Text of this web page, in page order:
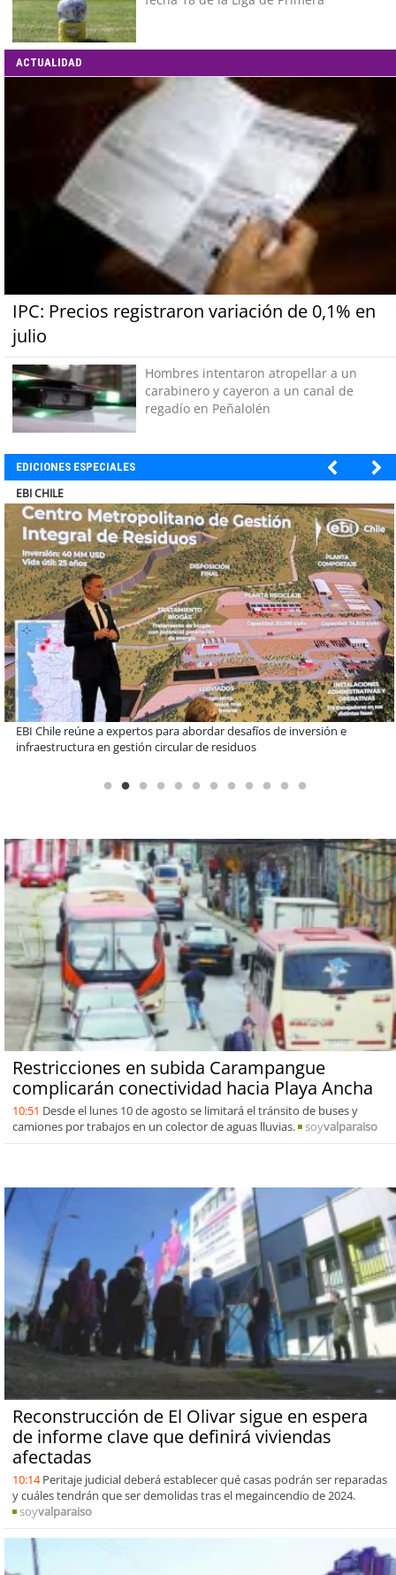
ACTUALIDAD
IPC: Precios registraron variación de 0,1% en
julio
Hombres intentaron atropellar a un
carabinero y cayeron a un canal de
regadío en Peñalolén
EDICIONES ESPECIALES
SOPRAVAL
Más de 1.600 alumnos han sido parte de programa Súper Sano de
Sopraval en lo que va del año
Restricciones en subida Carampangue
complicarán conectividad hacia Playa Ancha
10:51 Desde el lunes 10 de agosto se limitará el tránsito de buses y
camiones por trabajos en un colector de aguas lluvias.
soyvalparaiso
Reconstrucción de El Olivar sigue en espera
de informe clave que definirá viviendas
afectadas
10:14 Peritaje judicial deberá establecer qué casas podrán ser reparadas
y cuáles tendrán que ser demolidas tras el megaincendio de 2024.
soyvalparaiso